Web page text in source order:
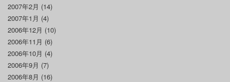
2007年2月 (14)
2007年1月 (4)
2006年12月 (10)
2006年11月 (6)
2006年10月 (4)
2006年9月 (7)
2006年8月 (16)